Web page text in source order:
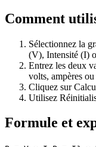
Comment
Sélectionnez la
(V), Intensité (I)
Entrez les deux
volts, ampères
Cliquez sur
Utilisez
Formule et